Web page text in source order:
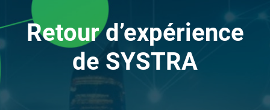
Retour d’expérience
de SYSTRA